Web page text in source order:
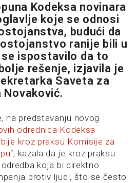
Kodeksa novinara
koje se odnosi
budući da
ranije bili u
ispostavilo da to
rešenje, izjavila je
Saveta za
Novaković.
na predstavanju novog
odrednica Kodeksa
kroz praksu Komisije za
“, kazala da je kroz praksu
koja bi direktno
protiv ljudi, što se često